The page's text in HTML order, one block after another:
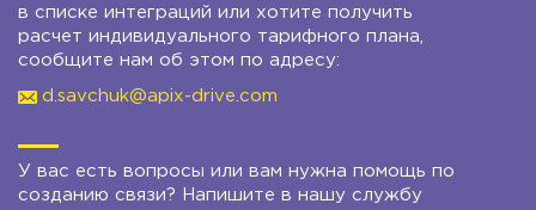
в списке интеграций или хотите получить
расчет индивидуального тарифного плана,
сообщите нам об этом по адресу:
d.savchuk@apix-drive.com
У вас есть вопросы или вам нужна помощь по
созданию связи? Напишите в нашу службу